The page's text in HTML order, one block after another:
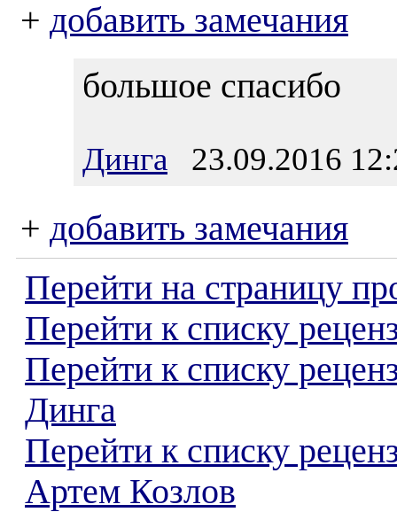
+ добавить замечания
большое спасибо
Динга 23.09.2016
+ добавить замечания
Перейти на страницу
Перейти к списку
Перейти к списку
Динга
Перейти к списку
Артем Козлов